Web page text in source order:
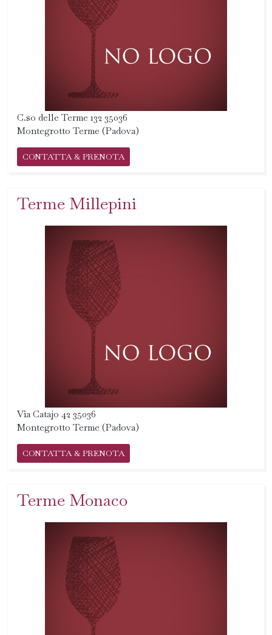
C.so delle Terme 132 35036
Montegrotto Terme (Padova)
CONTATTA & PRENOTA
Terme Millepini
Via Catajo 42 35036
Montegrotto Terme (Padova)
CONTATTA & PRENOTA
Terme Monaco